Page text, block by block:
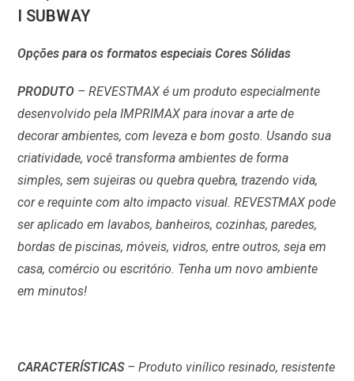
I SUBWAY
Opções para os formatos especiais Cores Sólidas
PRODUTO – REVESTMAX é um produto especialmente
desenvolvido pela IMPRIMAX para inovar a arte de
decorar ambientes, com leveza e bom gosto. Usando sua
criatividade, você transforma ambientes de forma
simples, sem sujeiras ou quebra quebra, trazendo vida,
cor e requinte com alto impacto visual. REVESTMAX pode
ser aplicado em lavabos, banheiros, cozinhas, paredes,
bordas de piscinas, móveis, vidros, entre outros, seja em
casa, comércio ou escritório. Tenha um novo ambiente
em minutos!
CARACTERÍSTICAS– Produto vinílico resinado, resistente